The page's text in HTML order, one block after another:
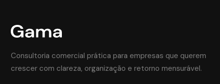
Consultoria comercial prática para empresas que querem
crescer com clareza, organização e retorno mensurável.